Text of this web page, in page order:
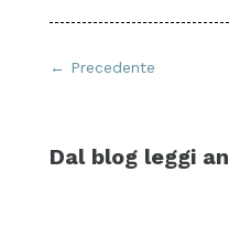
← Precedente
Dal blog leggi